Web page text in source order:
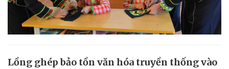
Lồng ghép bảo tồn văn hóa truyền thống vào